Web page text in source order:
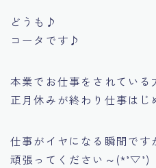
どうも♪
コータです♪
本業でお仕事をされている
正月休みが終わり仕事はじ
仕事がイヤになる瞬間です
頑張ってください～(*’▽’)